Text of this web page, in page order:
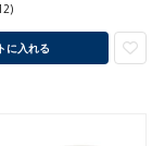
に入れる